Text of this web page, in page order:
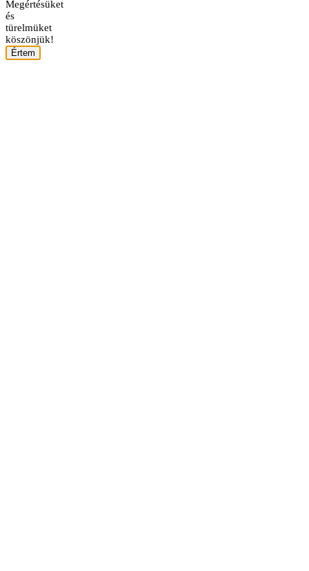
Megértésüket
és
türelmüket
köszönjük!
Értem